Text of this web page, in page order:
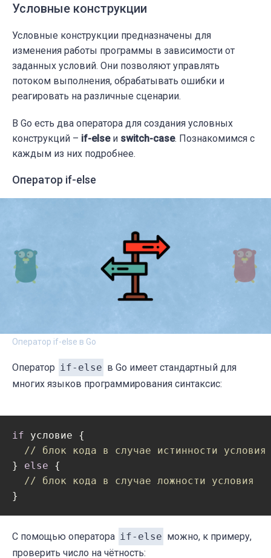
Условные конструкции
Условные конструкции предназначены для
изменения работы программы в зависимости от
заданных условий. Они позволяют управлять
потоком выполнения, обрабатывать ошибки и
реагировать на различные сценарии.
В Go есть два оператора для создания условных
конструкций – if-elseи switch-case. Познакомимся с
каждым из них подробнее.
Оператор if-else
Оператор if-else в Go
Оператор if-else в Go имеет стандартный для
многих языков программирования синтаксис:
if условие {
// блок кода в случае истинности условия
} else {
// блок кода в случае ложности условия
С помощью оператора if-else можно, к примеру,
проверить число на чётность: